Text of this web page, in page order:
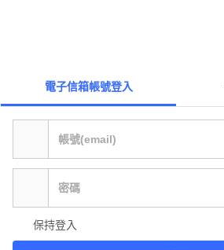
電子信箱帳號登入
保持登入